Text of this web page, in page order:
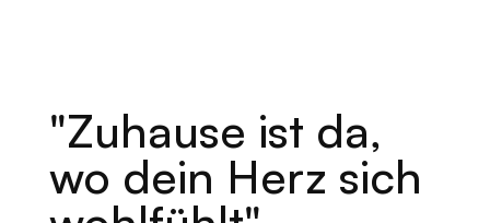
"Zuhause ist da,
wo dein Herz sich